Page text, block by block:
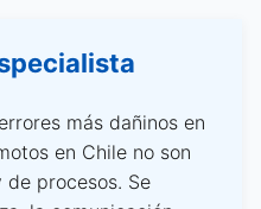
más dañinos en
en Chile no son
de procesos. Se